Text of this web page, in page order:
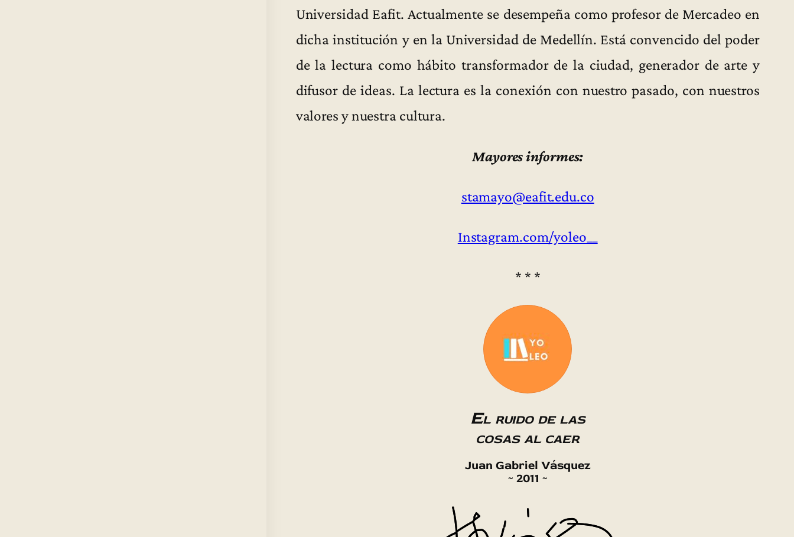
Universidad Eafit. Actualmente se desempeña como profesor de Mercadeo en
dicha institución y en la Universidad de Medellín. Está convencido del poder
de la lectura como hábito transformador de la ciudad, generador de arte y
difusor de ideas. La lectura es la conexión con nuestro pasado, con nuestros
valores y nuestra cultura.
Mayores informes:
stamayo@eafit.edu.co
Instagram.com/yoleo__
* * *
El ruido de las
cosas al caer
Juan Gabriel Vásquez
~ 2011 ~